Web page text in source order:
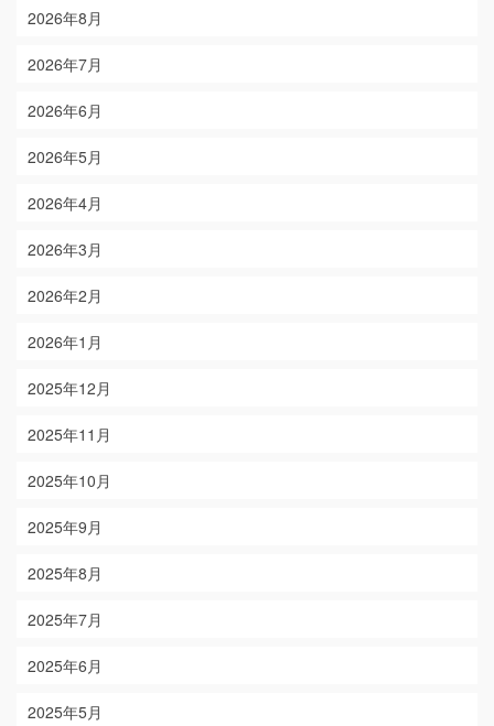
2026年8月
2026年7月
2026年6月
2026年5月
2026年4月
2026年3月
2026年2月
2026年1月
2025年12月
2025年11月
2025年10月
2025年9月
2025年8月
2025年7月
2025年6月
2025年5月